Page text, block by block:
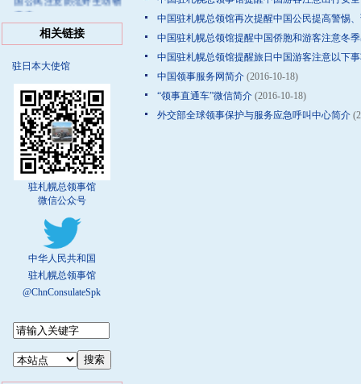
袭击
驻札幌总领馆提醒领区中
国公民注意防范海啸及地
震余震
补领婚姻登记证件预约功
能的通知
驻札幌总领馆提醒中国公
民注意户外活动安全
相关链接
驻日本大使馆
驻札幌总领事馆
微信公众号
中华人民共和国
驻札幌总领事馆
@ChnConsulateSpk
中国驻札幌总领馆再次提醒中国公民提高警惕
中国驻札幌总领馆提醒中国侨胞和游客注意冬
中国驻札幌总领馆提醒旅日中国游客注意以下
中国领事服务网简介(2016-10-18)
“领事直通车”微信简介(2016-10-18)
外交部全球领事保护与服务应急呼叫中心简介